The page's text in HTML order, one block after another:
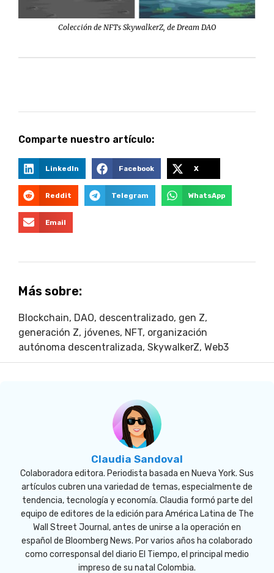
Colección de NFTs SkywalkerZ, de Dream DAO
Comparte nuestro artículo:
LinkedIn Facebook X
Reddit Telegram WhatsApp
Email
Más sobre:
Blockchain, DAO, descentralizado, gen Z,
generación Z, jóvenes, NFT, organización
autónoma descentralizada, SkywalkerZ, Web3
Claudia Sandoval
Colaboradora editora. Periodista basada en Nueva York. Sus
artículos cubren una variedad de temas, especialmente de
tendencia, tecnología y economía. Claudia formó parte del
equipo de editores de la edición para América Latina de The
Wall Street Journal, antes de unirse a la operación en
español de Bloomberg News. Por varios años ha colaborado
como corresponsal del diario El Tiempo, el principal medio
impreso de su natal Colombia.